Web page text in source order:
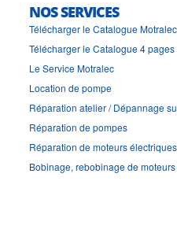
NOS SERVICES
Télécharger le Catalogue Motralec
Télécharger le Catalogue 4
Le Service Motralec
Location de pompe
Réparation atelier / Dépannage
Réparation de pompes
Réparation de moteurs électriques
Bobinage, rebobinage de